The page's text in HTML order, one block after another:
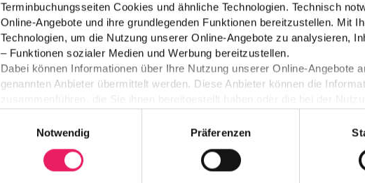
Terminbuchungsseiten Cookies und ähnliche Technologien. Technisch
Online-Angebote und ihre grundlegenden Funktionen bereitzustellen. Mit
Technologien, um die Nutzung unserer Online-Angebote zu analysieren,
– Funktionen sozialer Medien und Werbung bereitzustellen.
Dabei können Informationen über Ihre Nutzung unserer Online-Angebote
genannten Anbieter übermittelt werden. Diese Anbieter können die
getroffene Auswahl technisch auf von HubSpot bereitgestellte Seiten
Einwilligung gebeten. Einwilligungspflichtige Cookies und ähnliche
eingesetzt.
Notwendig
Präferenzen
Alle
Und alle
wie